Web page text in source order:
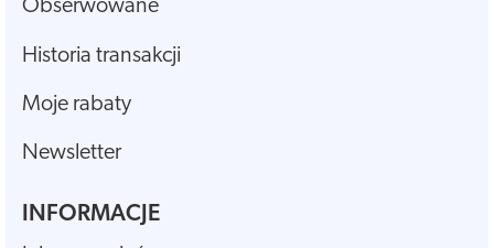
Obserwowane
Historia transakcji
Moje rabaty
Newsletter
INFORMACJE